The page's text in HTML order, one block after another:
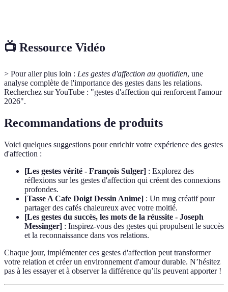
📺 Ressource Vidéo
> Pour aller plus loin : Les gestes d'affection au quotidien, une
analyse complète de l'importance des gestes dans les relations.
Recherchez sur YouTube : "gestes d'affection qui renforcent l'amour
2026".
Recommandations de produits
Voici quelques suggestions pour enrichir votre expérience des gestes
d'affection :
[Les gestes vérité - François Sulger] : Explorez des
réflexions sur les gestes d'affection qui créent des connexions
profondes.
[Tasse A Cafe Doigt Dessin Anime] : Un mug créatif pour
partager des cafés chaleureux avec votre moitié.
[Les gestes du succès, les mots de la réussite - Joseph
Messinger] : Inspirez-vous des gestes qui propulsent le succès
et la reconnaissance dans vos relations.
Chaque jour, implémenter ces gestes d'affection peut transformer
votre relation et créer un environnement d'amour durable. N’hésitez
pas à les essayer et à observer la différence qu’ils peuvent apporter !